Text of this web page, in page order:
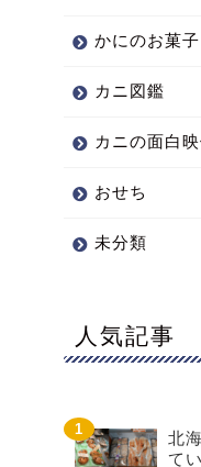
かにのお菓子
カニ図鑑
カニの面白
おせち
未分類
人気記事
北
て